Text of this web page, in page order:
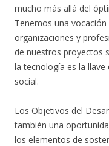
mucho más allá del
Tenemos una
organizaciones y
de nuestros proyectos
la tecnología es la
social.
Los Objetivos del
también una
los elementos de